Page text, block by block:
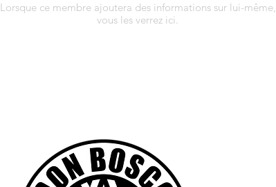
Lorsque ce membre ajoutera des informations sur lui-même,
vous les verrez ici.